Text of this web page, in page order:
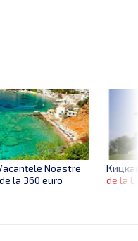
de la
Noastre
la 360 euro